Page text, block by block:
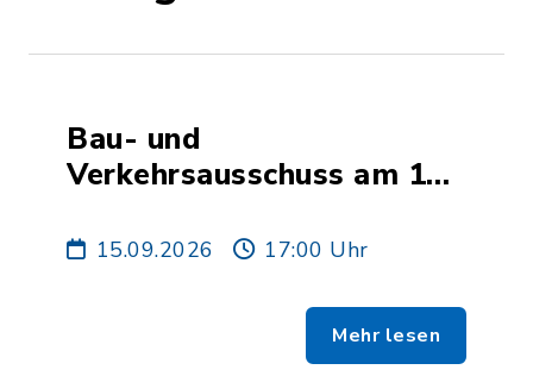
Bau- und
Verkehrsausschuss am 15.
15.09.2026 17:00 Uhr
Mehr lesen